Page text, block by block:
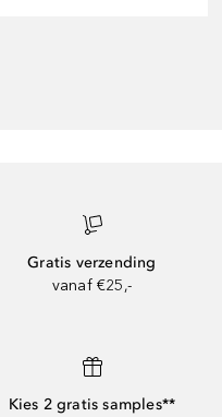
Gratis verzending
vanaf €25,-
Kies 2 gratis samples**